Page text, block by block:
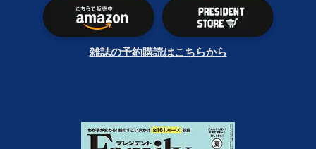
雑誌の予約購読はこちらから